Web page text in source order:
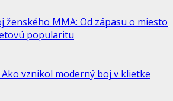
ženského MMA: Od zápasu o miesto
popularitu
vznikol moderný boj v klietke